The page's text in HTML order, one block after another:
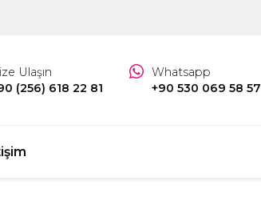
Ulaşın
(256) 618 22 81
Whatsapp
+90 530 069 58 57